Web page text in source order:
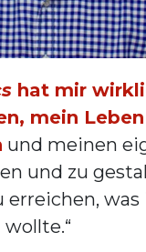
hat mir
mein Leben
und meinen
und zu
erreichen, was
wollte.“